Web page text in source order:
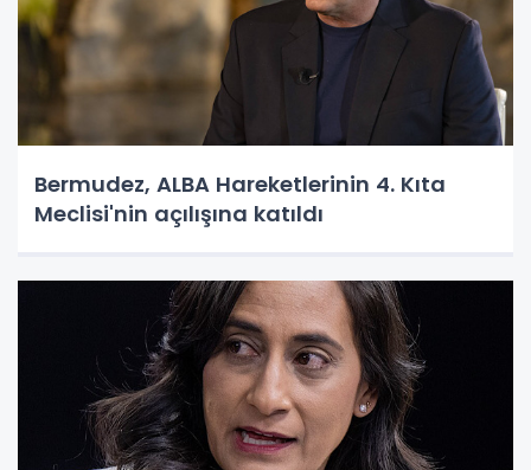
Bermudez, ALBA Hareketlerinin 4. Kıta
Meclisi'nin açılışına katıldı